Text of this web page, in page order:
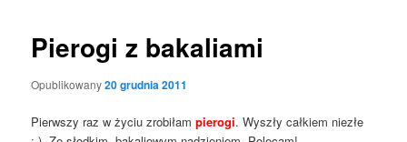
Pierogi z bakaliami
Opublikowany20 grudnia 2011
Pierwszy raz w życiu zrobiłam pierogi. Wyszły całkiem niezłe